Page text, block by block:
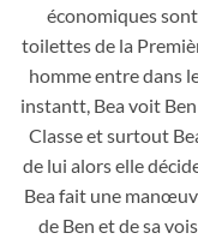
économiques
toilettes de la
homme entre dans
instantt, Bea voit
Classe et surtout
de lui alors elle
Bea fait une
de Ben et de sa